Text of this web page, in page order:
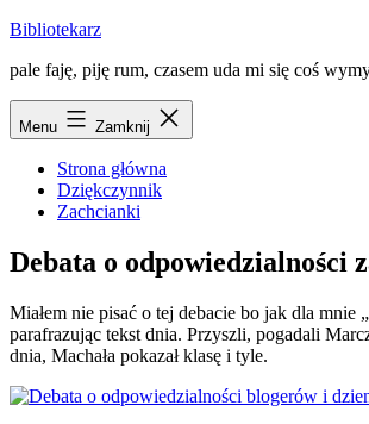
Przejdź
treści
Bibliotekarz
pale faję, piję rum, czasem uda mi się coś
Menu Zamknij
Strona główna
Dziękczynnik
Zachcianki
Debata o odpowiedzialności
Miałem nie pisać o tej debacie bo jak dla mnie
parafrazując tekst dnia. Przyszli, pogadali
dnia, Machała pokazał klasę i tyle.